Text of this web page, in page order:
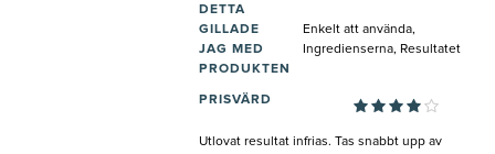
DETTA
GILLADE
JAG MED
PRODUKTEN
Enkelt att använda,
Ingredienserna, Resultatet
PRISVÄRD
Utlovat resultat infrias. Tas snabbt upp av